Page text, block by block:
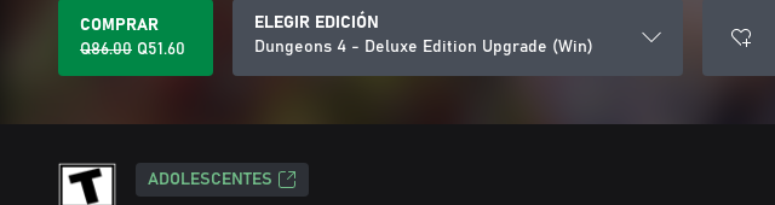
COMPRAR
Q86.00 Q51.60
ELEGIR EDICIÓN
Dungeons 4 - Deluxe Edition Upgrade (Win)
ADOLESCENTES